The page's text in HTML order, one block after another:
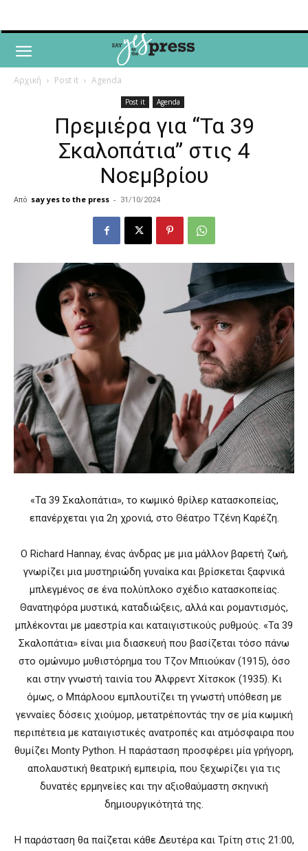
Αρχική Post it Agenda
Post it Agenda
Πρεμιέρα για “Τα 39
Σκαλοπάτια” στις 4
Νοεμβρίου
Από say yes to the press - 31/10/2024
«Τα 39 Σκαλοπάτια», το κωμικό θρίλερ κατασκοπείας,
επανέρχεται για 2η χρονιά, στο Θέατρο Τζένη Καρέζη.
Ο Richard Hannay, ένας άνδρας με μια μάλλον βαρετή ζωή,
γνωρίζει μια μυστηριώδη γυναίκα και βρίσκεται ξαφνικά
μπλεγμένος σε ένα πολύπλοκο σχέδιο κατασκοπείας.
Θανατηφόρα μυστικά, καταδιώξεις, αλλά και ρομαντισμός,
μπλέκονται με μαεστρία και καταιγιστικούς ρυθμούς. «Τα 39
Σκαλοπάτια» είναι μια διασκευή που βασίζεται τόσο πάνω
στο ομώνυμο μυθιστόρημα του Τζον Μπιούκαν (1915), όσο
και στην γνωστή ταινία του Άλφρεντ Χίτσκοκ (1935). Κι
όμως, ο Μπάρλοου εμπλουτίζει τη γνωστή υπόθεση με
γενναίες δόσεις χιούμορ, μετατρέποντάς την σε μία κωμική
περιπέτεια με καταιγιστικές ανατροπές και ατμόσφαιρα που
θυμίζει Monty Python. Η παράσταση προσφέρει μία γρήγορη,
απολαυστική θεατρική εμπειρία, που ξεχωρίζει για τις
δυνατές ερμηνείες και την αξιοθαύμαστη σκηνική
δημιουργικότητά της.
Η παράσταση θα παίζεται κάθε Δευτέρα και Τρίτη στις 21:00,